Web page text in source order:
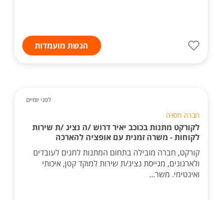
הגשת מועמדות
לפני יומיים
חברה חסויה
לקורקט מתנות בכוכב יאיר דרוש /ה נציג /ת שירות
לקוחות - משרה זמנית עם אופציה להארכה
קורקט, חברה מובילה בתחום המתנות לחגים לעובדים
ולארגונים, מגייסת נציג/ת שירות למוקד קטן, איכותי
ואינטימי. משר...